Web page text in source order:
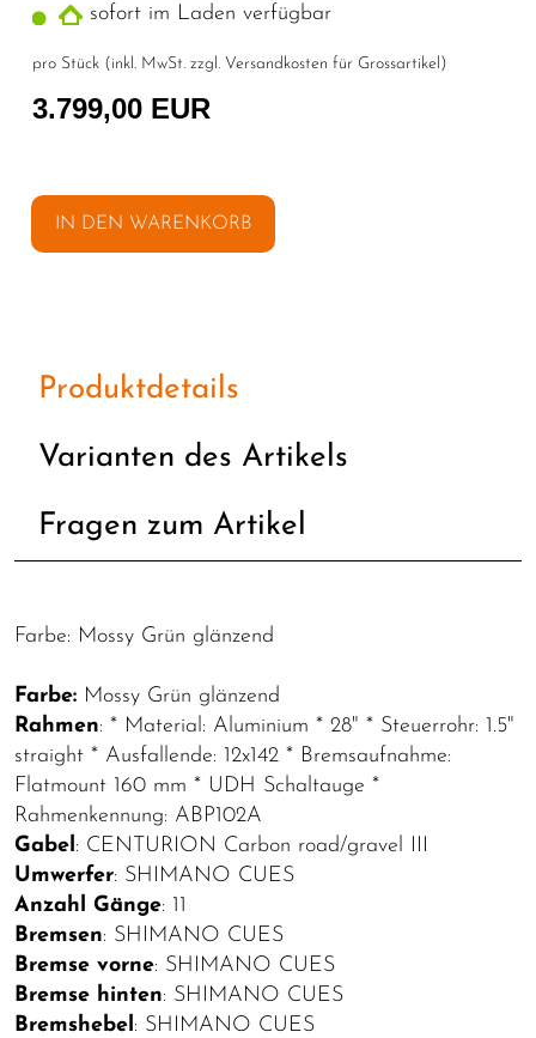
sofort im Laden verfügbar
pro Stück (inkl. MwSt. zzgl. Versandkosten für Grossartikel )
3.799,00 EUR
IN DEN WARENKORB
Produktdetails
Varianten des Artikels
Fragen zum Artikel
Farbe: Mossy Grün glänzend
Farbe: Mossy Grün glänzend
Rahmen: * Material: Aluminium * 28" * Steuerrohr: 1.5"
straight * Ausfallende: 12x142 * Bremsaufnahme:
Flatmount 160 mm * UDH Schaltauge *
Rahmenkennung: ABP102A
Gabel: CENTURION Carbon road/gravel III
Umwerfer: SHIMANO CUES
Anzahl Gänge: 11
Bremsen: SHIMANO CUES
Bremse vorne: SHIMANO CUES
Bremse hinten: SHIMANO CUES
Bremshebel: SHIMANO CUES